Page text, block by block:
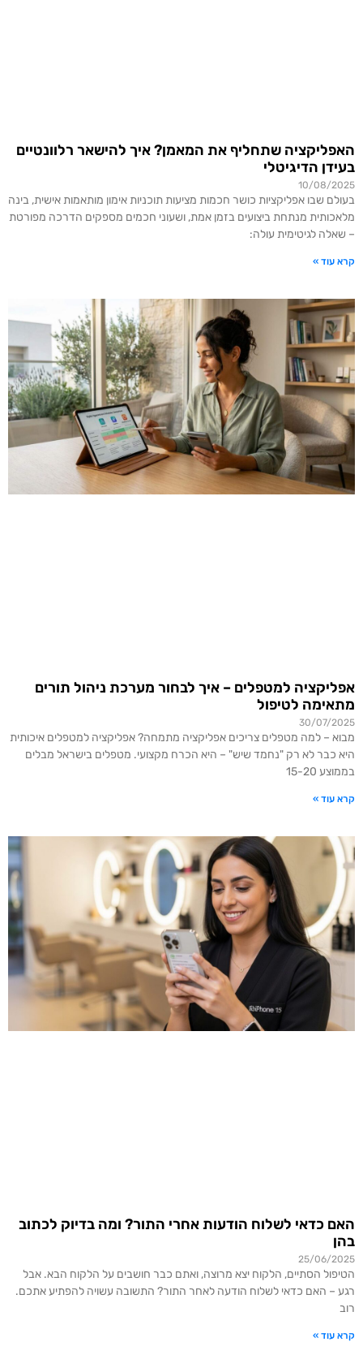
האפליקציה שתחליף את המאמן? איך להישאר רלוונטיים
בעידן הדיגיטלי
10/08/2025
בעולם שבו אפליקציות כושר חכמות מציעות תוכניות אימון מותאמות אישית, בינה
מלאכותית מנתחת ביצועים בזמן אמת, ושעוני חכמים מספקים הדרכה מפורטת
– שאלה לגיטימית עולה:
קרא עוד »
אפליקציה למטפלים – איך לבחור מערכת ניהול תורים
מתאימה לטיפול
30/07/2025
מבוא – למה מטפלים צריכים אפליקציה מתמחה? אפליקציה למטפלים איכותית
היא כבר לא רק "נחמד שיש" – היא הכרח מקצועי. מטפלים בישראל מבלים
בממוצע 15-20
קרא עוד »
האם כדאי לשלוח הודעות אחרי התור? ומה בדיוק לכתוב
בהן
25/06/2025
הטיפול הסתיים, הלקוח יצא מרוצה, ואתם כבר חושבים על הלקוח הבא. אבל
רגע – האם כדאי לשלוח הודעה לאחר התור? התשובה עשויה להפתיע אתכם.
רוב
קרא עוד »